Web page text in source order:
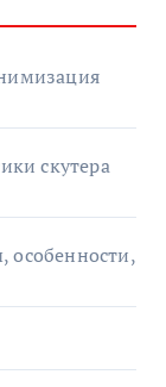
скутера